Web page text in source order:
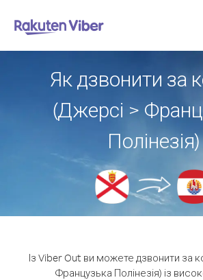
Як дзвонити за
(Джерсі >
Полінезія)
Із Viber Out ви можете дзвонити за
Французька Полінезія) із